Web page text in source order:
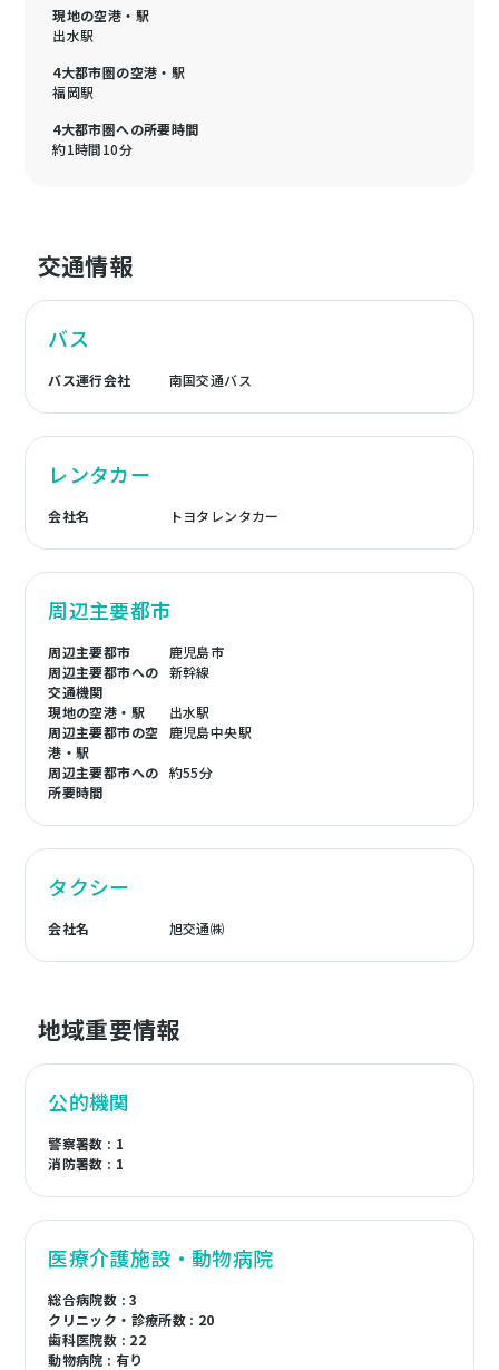
現地の空港・駅
出水駅
4大都市圏の空港・駅
福岡駅
4大都市圏への所要時間
約1時間10分
交通情報
バス
バス運行会社 南国交通バス
レンタカー
会社名 トヨタレンタカー
周辺主要都市
周辺主要都市
鹿児島市
周辺主要都市への
交通機関
新幹線
現地の空港・駅
出水駅
周辺主要都市の空
港・駅
鹿児島中央駅
周辺主要都市への
所要時間
約55分
タクシー
会社名 旭交通㈱
地域重要情報
公的機関
警察署数 : 1
消防署数 : 1
医療介護施設・動物病院
総合病院数 : 3
クリニック・診療所数 : 20
歯科医院数 : 22
動物病院 : 有り